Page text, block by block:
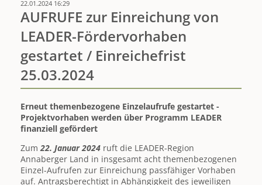
und
LEADER-
Regionen
erhalten
Förderzusage
22.01.2024 16:29
AUFRUFE zur Einreichung von
LEADER-Fördervorhaben
gestartet / Einreichefrist
25.03.2024
Erneut themenbezogene Einzelaufrufe gestartet -
Projektvorhaben werden über Programm LEADER
finanziell gefördert
Zum 22. Januar 2024 ruft die LEADER-Region
Annaberger Land in insgesamt acht themenbezogenen
Einzel-Aufrufen zur Einreichung passfähiger Vorhaben
auf. Antragsberechtigt in Abhängigkeit des jeweiligen